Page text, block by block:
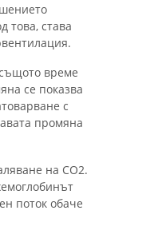
това, става
време
се показва
с
промяна
на CO2.
поток обаче